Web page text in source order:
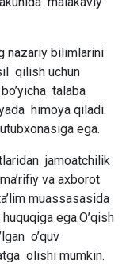
nazariy bilimlarini
qilish uchun
talaba
himoya qiladi.
ega.
jamoatchilik
va axborot
muassasasida
ega.O’qish
o’quv
olishi mumkin.